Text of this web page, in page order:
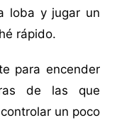
loba y jugar un
rápido.
para encender
de las que
un poco